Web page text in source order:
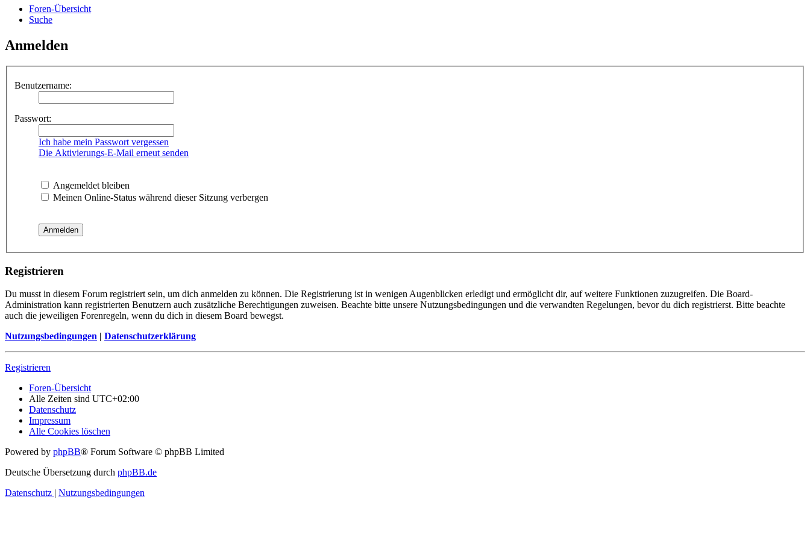
Foren-Übersicht
Suche
Anmelden
Benutzername:
Passwort:
Ich habe mein Passwort vergessen
Die Aktivierungs-E-Mail erneut senden
Angemeldet bleiben
Meinen Online-Status während dieser Sitzung verbergen
Registrieren
Du musst in diesem Forum registriert sein, um dich anmelden zu können. Die Registrierung ist in wenigen Augenblicken erledigt und ermöglicht dir, auf weitere Funktionen zuzugreifen. Die Board-
Administration kann registrierten Benutzern auch zusätzliche Berechtigungen zuweisen. Beachte bitte unsere Nutzungsbedingungen und die verwandten Regelungen, bevor du dich registrierst. Bitte beachte
auch die jeweiligen Forenregeln, wenn du dich in diesem Board bewegst.
Nutzungsbedingungen | Datenschutzerklärung
Registrieren
Foren-Übersicht
Alle Zeiten sind UTC+02:00
Datenschutz
Impressum
Alle Cookies löschen
Powered by phpBB® Forum Software © phpBB Limited
Deutsche Übersetzung durch phpBB.de
Datenschutz | Nutzungsbedingungen